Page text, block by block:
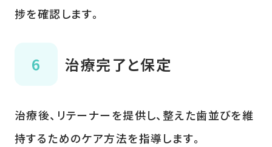
捗を確認します。
治療完了と保定
治療後、リテーナーを提供し、整えた歯並びを維
持するためのケア方法を指導します。